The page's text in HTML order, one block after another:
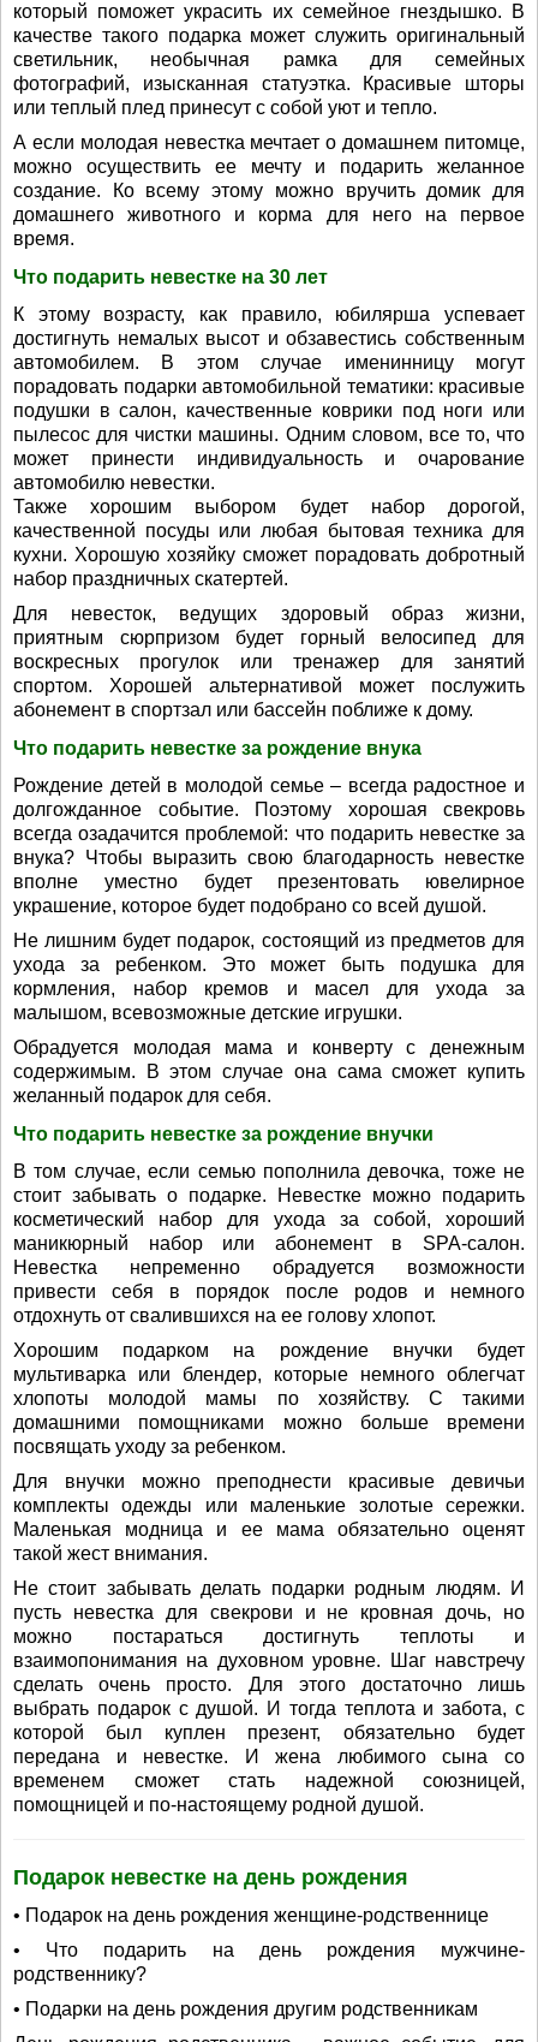
который поможет украсить их семейное гнездышко. В
качестве такого подарка может служить оригинальный
светильник, необычная рамка для семейных
фотографий, изысканная статуэтка. Красивые шторы
или теплый плед принесут с собой уют и тепло.
А если молодая невестка мечтает о домашнем питомце,
можно осуществить ее мечту и подарить желанное
создание. Ко всему этому можно вручить домик для
домашнего животного и корма для него на первое
время.
Что подарить невестке на 30 лет
К этому возрасту, как правило, юбилярша успевает
достигнуть немалых высот и обзавестись собственным
автомобилем. В этом случае именинницу могут
порадовать подарки автомобильной тематики: красивые
подушки в салон, качественные коврики под ноги или
пылесос для чистки машины. Одним словом, все то, что
может принести индивидуальность и очарование
автомобилю невестки.
Также хорошим выбором будет набор дорогой,
качественной посуды или любая бытовая техника для
кухни. Хорошую хозяйку сможет порадовать добротный
набор праздничных скатертей.
Для невесток, ведущих здоровый образ жизни,
приятным сюрпризом будет горный велосипед для
воскресных прогулок или тренажер для занятий
спортом. Хорошей альтернативой может послужить
абонемент в спортзал или бассейн поближе к дому.
Что подарить невестке за рождение внука
Рождение детей в молодой семье – всегда радостное и
долгожданное событие. Поэтому хорошая свекровь
всегда озадачится проблемой: что подарить невестке за
внука? Чтобы выразить свою благодарность невестке
вполне уместно будет презентовать ювелирное
украшение, которое будет подобрано со всей душой.
Не лишним будет подарок, состоящий из предметов для
ухода за ребенком. Это может быть подушка для
кормления, набор кремов и масел для ухода за
малышом, всевозможные детские игрушки.
Обрадуется молодая мама и конверту с денежным
содержимым. В этом случае она сама сможет купить
желанный подарок для себя.
Что подарить невестке за рождение внучки
В том случае, если семью пополнила девочка, тоже не
стоит забывать о подарке. Невестке можно подарить
косметический набор для ухода за собой, хороший
маникюрный набор или абонемент в SPA-салон.
Невестка непременно обрадуется возможности
привести себя в порядок после родов и немного
отдохнуть от свалившихся на ее голову хлопот.
Хорошим подарком на рождение внучки будет
мультиварка или блендер, которые немного облегчат
хлопоты молодой мамы по хозяйству. С такими
домашними помощниками можно больше времени
посвящать уходу за ребенком.
Для внучки можно преподнести красивые девичьи
комплекты одежды или маленькие золотые сережки.
Маленькая модница и ее мама обязательно оценят
такой жест внимания.
Не стоит забывать делать подарки родным людям. И
пусть невестка для свекрови и не кровная дочь, но
можно постараться достигнуть теплоты и
взаимопонимания на духовном уровне. Шаг навстречу
сделать очень просто. Для этого достаточно лишь
выбрать подарок с душой. И тогда теплота и забота, с
которой был куплен презент, обязательно будет
передана и невестке. И жена любимого сына со
временем сможет стать надежной союзницей,
помощницей и по-настоящему родной душой.
Подарок невестке на день рождения
• Подарок на день рождения женщине-родственнице
• Что подарить на день рождения мужчине-
родственнику?
• Подарки на день рождения другим родственникам